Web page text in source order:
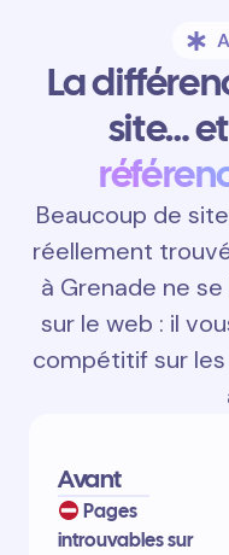
La
site…
Beaucoup de
réellement
à Grenade ne
sur le web : il
compétitif sur
Avant
Pages
introuvables sur